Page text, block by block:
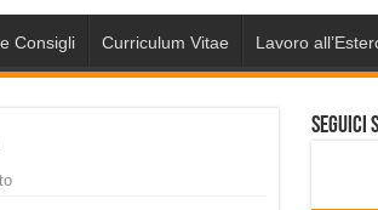
Consigli Curriculum Vitae Lavoro
Seguici